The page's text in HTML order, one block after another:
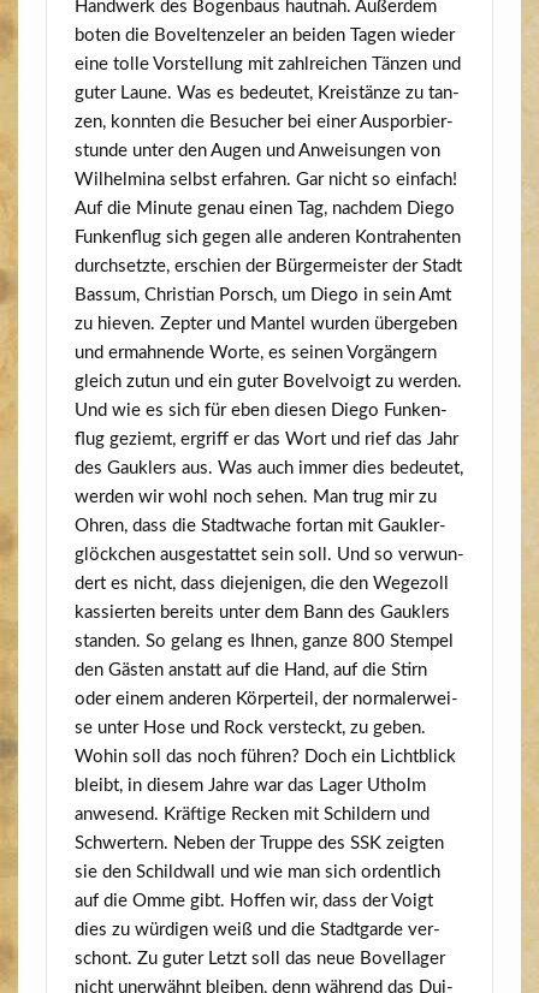
Hand­werk des Bogen­baus haut­nah. Außer­dem
boten die Bovel­ten­ze­l­er an bei­den Tagen wie­der
eine tol­le Vor­stel­lung mit zahl­rei­chen Tän­zen und
guter Lau­ne. Was es bedeu­tet, Kreis­tän­ze zu tan­
zen, konn­ten die Besu­cher bei einer Aus­por­bier­
stun­de unter den Augen und Anwei­sun­gen von
Wil­hel­mi­na selbst erfah­ren. Gar nicht so einfach!
Auf die Minu­te genau einen Tag, nach­dem Die­go
Fun­ken­flug sich gegen alle ande­ren Kon­tra­hen­ten
durch­setz­te, erschien der Bür­ger­meis­ter der Stadt
Bas­sum, Chris­ti­an Porsch, um Die­go in sein Amt
zu hie­ven. Zep­ter und Man­tel wur­den über­ge­ben
und ermah­nen­de Wor­te, es sei­nen Vor­gän­gern
gleich zutun und ein guter Bovel­voigt zu werden.
Und wie es sich für eben die­sen Die­go Fun­ken­
flug geziemt, ergriff er das Wort und rief das Jahr
des Gauk­lers aus. Was auch immer dies bedeu­tet,
wer­den wir wohl noch sehen. Man trug mir zu
Ohren, dass die Stadt­wa­che fort­an mit Gauk­ler­
glöck­chen aus­ge­stat­tet sein soll. Und so ver­wun­
dert es nicht, dass die­je­ni­gen, die den Wege­zoll
kas­sier­ten bereits unter dem Bann des Gauk­lers
stan­den. So gelang es Ihnen, gan­ze 800 Stem­pel
den Gäs­ten anstatt auf die Hand, auf die Stirn
oder einem ande­ren Kör­per­teil, der nor­ma­ler­wei­
se unter Hose und Rock ver­steckt, zu geben.
Wohin soll das noch füh­ren? Doch ein Licht­blick
bleibt, in die­sem Jah­re war das Lager Utholm
anwe­send. Kräf­ti­ge Recken mit Schil­dern und
Schwer­tern. Neben der Trup­pe des SSK zeig­ten
sie den Schild­wall und wie man sich ordent­lich
auf die Omme gibt. Hof­fen wir, dass der Voigt
dies zu wür­di­gen weiß und die Stadt­gar­de ver­
schont. Zu guter Letzt soll das neue Bovel­la­ger
nicht uner­wähnt blei­ben, denn wäh­rend das Dui­